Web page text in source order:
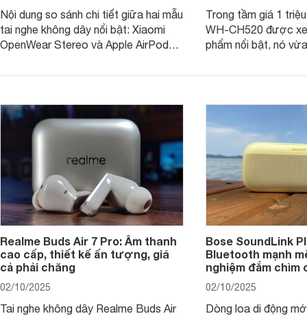
Nội dung so sánh chi tiết giữa hai mẫu
tai nghe không dây nổi bật: Xiaomi
OpenWear Stereo và Apple AirPods 4
phẩm chất lượng cao, nhưng hướng
tới đối tượng khách hàng khác nhau.
Trong tầm giá 1
WH-CH520 được
phẩm nổi bật, nó
Realme Buds Air 7 Pro: Âm thanh
cao cấp, thiết kế ấn tượng, giá
cả phải chăng
02/10/2025
Tai nghe không dây Realme Buds Air
Bose SoundLink
Bluetooth mạnh
nghiệm đắm chìm
02/10/2025
Dòng loa di động